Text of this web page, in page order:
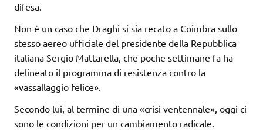
difesa.
Non è un caso che Draghi si sia recato a Coimbra sullo
stesso aereo ufficiale del presidente della Repubblica
italiana Sergio Mattarella, che poche settimane fa ha
delineato il programma di resistenza contro la
«vassallaggio felice».
Secondo lui, al termine di una «crisi ventennale», oggi ci
sono le condizioni per un cambiamento radicale.